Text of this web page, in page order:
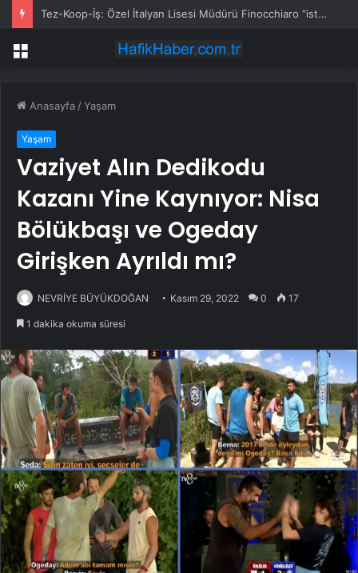
Tez-Koop-İş: Özel İtalyan Lisesi Müdürü Finocchiaro “istenmeyen kişi” ilan edildi
Menü
Anasayfa /Yaşam
Yaşam
Vaziyet Alın Dedikodu
Kazanı Yine Kaynıyor: Nisa
Bölükbaşı ve Ogeday
Girişken Ayrıldı mı?
NEVRİYE BÜYÜKDOĞAN Kasım 29, 2022 0 17
1 dakika okuma süresi